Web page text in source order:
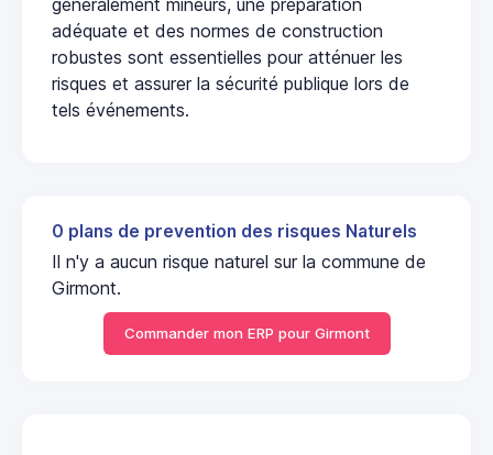
adéquate et des normes de construction
robustes sont essentielles pour atténuer les
risques et assurer la sécurité publique lors de
tels événements.
0 plans de prevention des risques Naturels
Il n'y a aucun risque naturel sur la commune de
Girmont.
Commander mon ERP pour Girmont